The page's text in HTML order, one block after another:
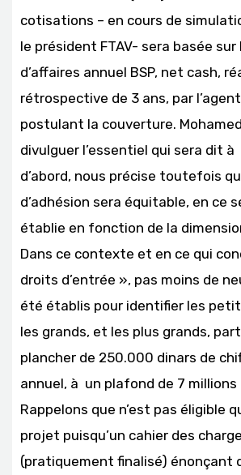
cotisations – en cours de
le président FTAV- sera basée sur
d’affaires annuel BSP, net cash,
rétrospective de 3 ans, par
postulant la couverture.
divulguer l’essentiel qui sera dit
d’abord, nous précise toutefois
d’adhésion sera équitable, en ce
établie en fonction de la
Dans ce contexte et en ce qui
droits d’entrée », pas moins de
été établis pour identifier les
les grands, et les plus grands,
plancher de 250.000 dinars de
annuel, à un plafond de 7 millions
Rappelons que n’est pas éligible
projet puisqu’un cahier des
(pratiquement finalisé) énonçant